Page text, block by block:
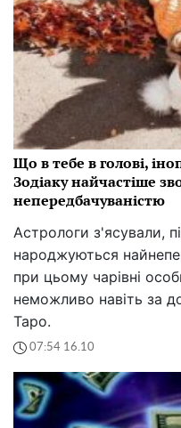
Що в тебе в голові,
Зодіаку найчастіше
непередбачуваністю
Астрологи з'ясували,
народжуються
при цьому чарівні
неможливо навіть за
Таро.
07:54 16.10